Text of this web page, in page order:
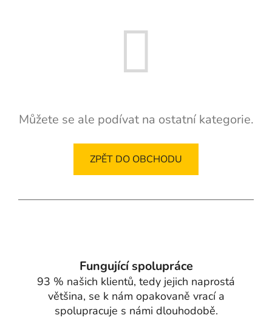
Můžete se ale podívat na ostatní kategorie.
ZPĚT DO OBCHODU
Fungující spolupráce
93 % našich klientů, tedy jejich naprostá
většina, se k nám opakovaně vrací a
spolupracuje s námi dlouhodobě.